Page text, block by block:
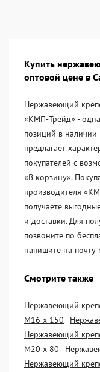
Купить
оптовой цене в
Нержавеющий
«KМП-Трейд» -
позиций в наличии
предлагает
покупателей с
«В корзину».
производителя
получаете
и доставки. Для
позвоните по
напишите на
Смотрите также
Нержавеющий
М16 х 150
Нержавеющий
М20 х 80
Нержавеющий